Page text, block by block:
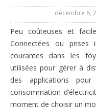
décembre 6,
Peu coûteuses et
Connectées ou
courantes dans les
utilisées pour gérer à
des applications
consommation
moment de choisir un